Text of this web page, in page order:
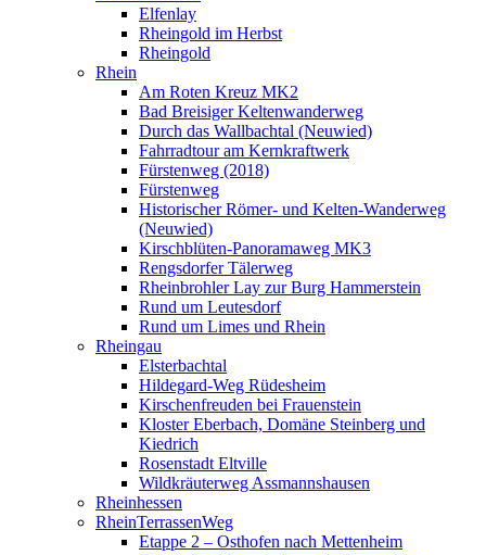
Elfenlay
Rheingold im Herbst
Rheingold
Rhein
Am Roten Kreuz MK2
Bad Breisiger Keltenwanderweg
Durch das Wallbachtal (Neuwied)
Fahrradtour am Kernkraftwerk
Fürstenweg (2018)
Fürstenweg
Historischer Römer- und Kelten-Wanderweg
(Neuwied)
Kirschblüten-Panoramaweg MK3
Rengsdorfer Tälerweg
Rheinbrohler Lay zur Burg Hammerstein
Rund um Leutesdorf
Rund um Limes und Rhein
Rheingau
Elsterbachtal
Hildegard-Weg Rüdesheim
Kirschenfreuden bei Frauenstein
Kloster Eberbach, Domäne Steinberg und
Kiedrich
Rosenstadt Eltville
Wildkräuterweg Assmannshausen
Rheinhessen
RheinTerrassenWeg
Etappe 2 – Osthofen nach Mettenheim